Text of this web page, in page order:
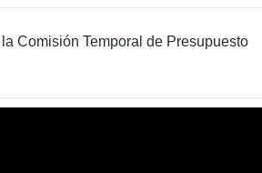
Comisión Temporal de Presupuesto